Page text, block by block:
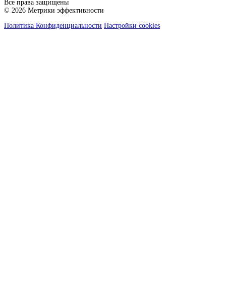
Все права защищены
© 2026 Метрики эффективности
Политика Конфиденциальности Настройки cookies